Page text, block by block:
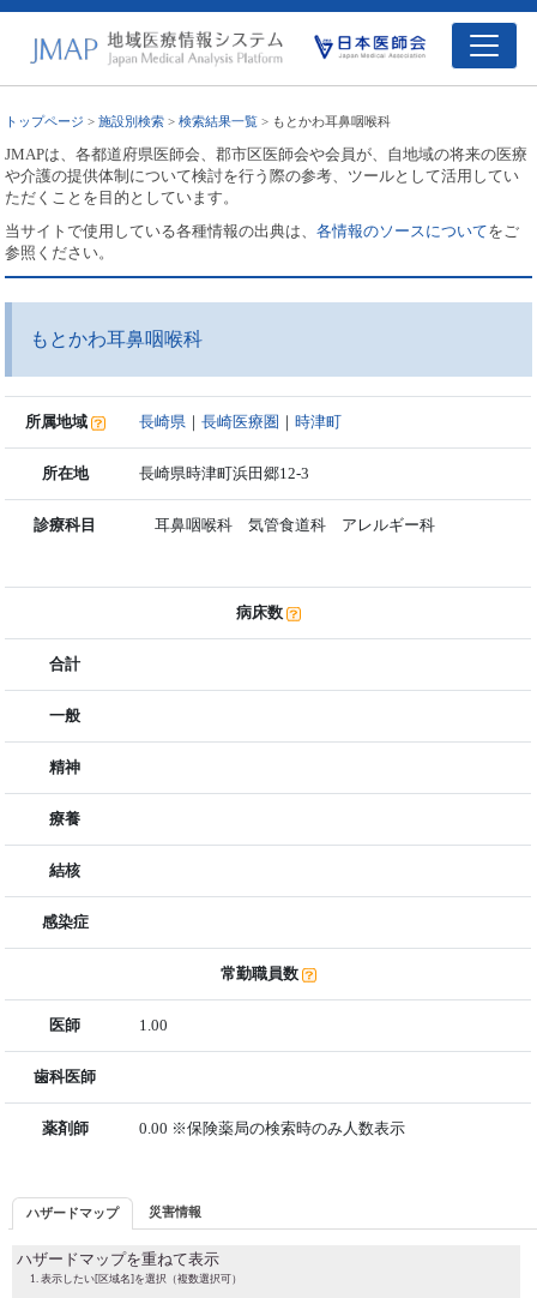
トップページ >施設別検索 >検索結果一覧 > もとかわ耳鼻咽喉科
JMAPは、各都道府県医師会、郡市区医師会や会員が、自地域の将来の医療
や介護の提供体制について検討を行う際の参考、ツールとして活用してい
ただくことを目的としています。
当サイトで使用している各種情報の出典は、各情報のソースについてをご
参照ください。
もとかわ耳鼻咽喉科
所属地域 長崎県 ｜長崎医療圏 ｜時津町
所在地 長崎県時津町浜田郷12-3
診療科目 耳鼻咽喉科 気管食道科 アレルギー科
病床数
合計
一般
精神
療養
結核
感染症
常勤職員数
医師 1.00
歯科医師
薬剤師 0.00 ※保険薬局の検索時のみ人数表示
ハザードマップ 災害情報
ハザードマップを重ねて表示
表示したい[区域名]を選択（複数選択可）